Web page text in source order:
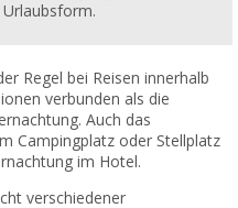
Regel bei Reisen innerhalb
verbunden als die
Auch das
Campingplatz oder Stellplatz
im Hotel.
verschiedener